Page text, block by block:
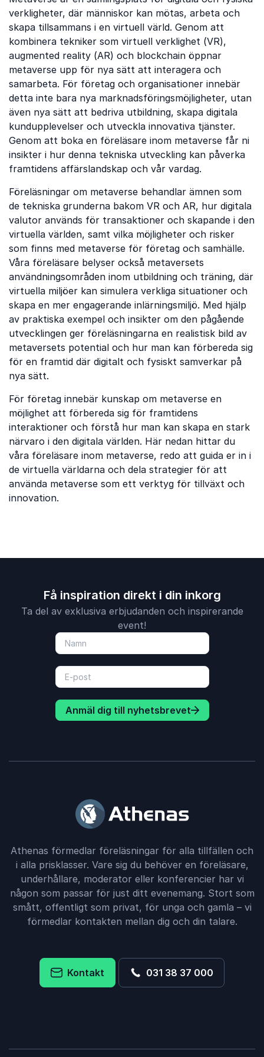
verkligheter, där människor kan mötas, arbeta och
skapa tillsammans i en virtuell värld. Genom att
kombinera tekniker som virtuell verklighet (VR),
augmented reality (AR) och blockchain öppnar
metaverse upp för nya sätt att interagera och
samarbeta. För företag och organisationer innebär
detta inte bara nya marknadsföringsmöjligheter, utan
även nya sätt att bedriva utbildning, skapa digitala
kundupplevelser och utveckla innovativa tjänster.
Genom att boka en föreläsare inom metaverse får ni
insikter i hur denna tekniska utveckling kan påverka
framtidens affärslandskap och vår vardag.
Föreläsningar om metaverse behandlar ämnen som
de tekniska grunderna bakom VR och AR, hur digitala
valutor används för transaktioner och skapande i den
virtuella världen, samt vilka möjligheter och risker
som finns med metaverse för företag och samhälle.
Våra föreläsare belyser också metaversets
användningsområden inom utbildning och träning, där
virtuella miljöer kan simulera verkliga situationer och
skapa en mer engagerande inlärningsmiljö. Med hjälp
av praktiska exempel och insikter om den pågående
utvecklingen ger föreläsningarna en realistisk bild av
metaversets potential och hur man kan förbereda sig
för en framtid där digitalt och fysiskt samverkar på
nya sätt.
För företag innebär kunskap om metaverse en
möjlighet att förbereda sig för framtidens
interaktioner och förstå hur man kan skapa en stark
närvaro i den digitala världen. Här nedan hittar du
våra föreläsare inom metaverse, redo att guida er in i
de virtuella världarna och dela strategier för att
använda metaverse som ett verktyg för tillväxt och
innovation.
Få inspiration direkt i din inkorg
Ta del av exklusiva erbjudanden och inspirerande
event!
Anmäl dig till nyhetsbrevet
Athenas förmedlar föreläsningar för alla tillfällen och
i alla prisklasser. Vare sig du behöver en föreläsare,
underhållare, moderator eller konferencier har vi
någon som passar för just ditt evenemang. Stort som
smått, offentligt som privat, för unga och gamla – vi
förmedlar kontakten mellan dig och din talare.
Kontakt 031 38 37 000